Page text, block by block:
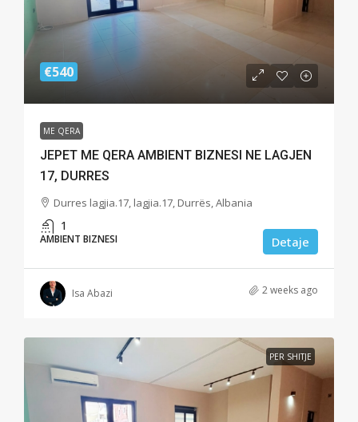
€540
ME QERA
JEPET ME QERA AMBIENT BIZNESI NE LAGJEN
17, DURRES
Durres lagjia.17, lagjia.17, Durrës, Albania
1
AMBIENT BIZNESI Detaje
Isa Abazi 2 weeks ago
PER SHITJE